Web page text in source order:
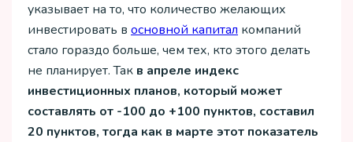
указывает на то, что количество желающих
инвестировать в основной капитал компаний
стало гораздо больше, чем тех, кто этого делать
не планирует. Так в апреле индекс
инвестиционных планов, который может
составлять от -100 до +100 пунктов, составил
20 пунктов, тогда как в марте этот показатель